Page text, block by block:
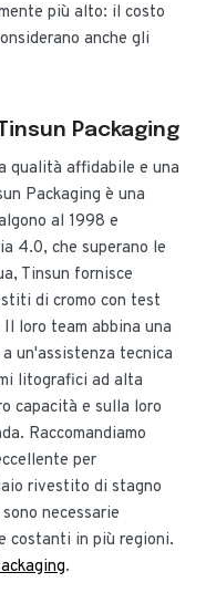
più alto: il costo
anche gli
Packaging
qualità affidabile e una
Packaging è una
al 1998 e
4.0, che superano le
Tinsun fornisce
di cromo con test
loro team abbina una
un'assistenza tecnica
litografici ad alta
capacità e sulla loro
Raccomandiamo
per
rivestito di stagno
necessarie
costanti in più regioni.
.